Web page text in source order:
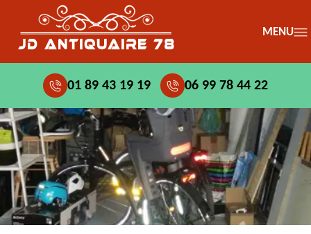
MENU
01 89 43 19 19 06 99 78 44 22